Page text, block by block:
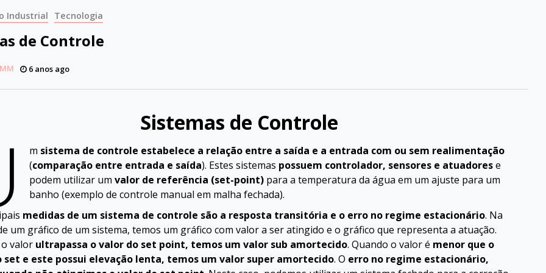
Industrial Tecnologia
de Controle
6 anos ago
Sistemas de Controle
m sistema de controle estabelece a relação entre a saída e a entrada com ou sem realimentação
(comparação entre entrada e saída). Estes sistemas possuem controlador, sensores e atuadorese
podem utilizar umvalor de referência (set-point) para a temperatura da água em um ajuste para um
banho (exemplo de controle manual em malha fechada).
medidas de um sistema de controle são a resposta transitória e o erro no regime estacionário. Na
um gráfico de um sistema, temos um gráfico com valor a ser atingido e o gráfico que representa a atuação.
valor ultrapassa o valor do set point, temos um valor sub amortecido. Quando o valor é menor que o
set e este possui elevação lenta, temos um valor super amortecido. O erro no regime estacionário,